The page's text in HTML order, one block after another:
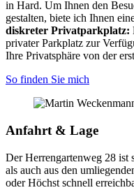
in Hard. Um Ihnen den
gestalten, biete ich Ihnen
diskreter Privatparkplatz:
privater Parkplatz zur
Ihre Privatsphäre von der
So finden Sie mich
Anfahrt & Lage
Der Herrengartenweg 28 ist
als auch aus den
oder Höchst schnell